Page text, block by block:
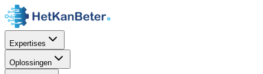
Expertises
Oplossingen